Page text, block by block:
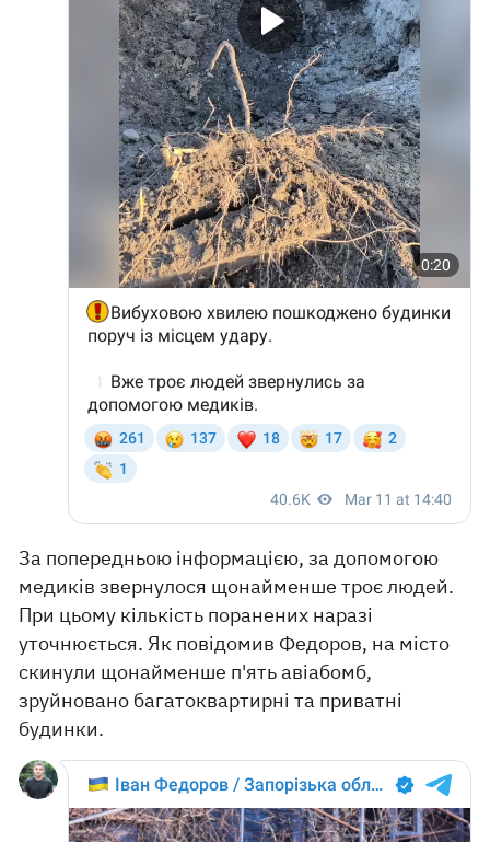
За попередньою інформацією, за допомогою
медиків звернулося щонайменше троє людей.
При цьому кількість поранених наразі
уточнюється. Як повідомив Федоров, на місто
скинули щонайменше п'ять авіабомб,
зруйновано багатоквартирні та приватні
будинки.